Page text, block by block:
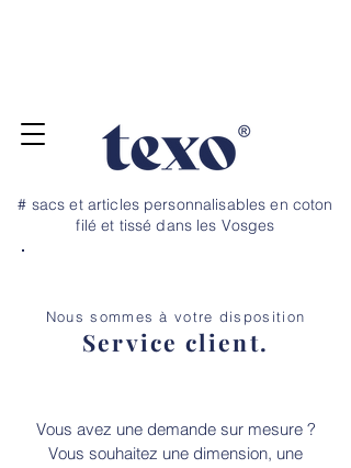
# sacs et articles personnalisables en coton
filé et tissé dans les Vosges
Nous sommes à votre disposition
Service client.
Vous avez une demande sur mesure ?
Vous souhaitez une dimension, une